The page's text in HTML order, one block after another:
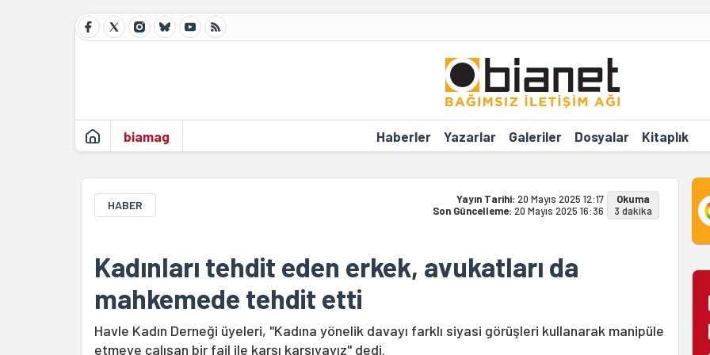
biamag Haberler Yazarlar Galeriler Dosyalar Kitaplık
HABER Yayın Tarihi: 20 Mayıs 2025 12:17
Son Güncelleme: 20 Mayıs 2025 16:36
Okuma
3 dakika
Kadınları tehdit eden erkek, avukatları da
mahkemede tehdit etti
Havle Kadın Derneği üyeleri, "Kadına yönelik davayı farklı siyasi görüşleri kullanarak manipüle
etmeye çalışan bir fail ile karşı karşıyayız" dedi.